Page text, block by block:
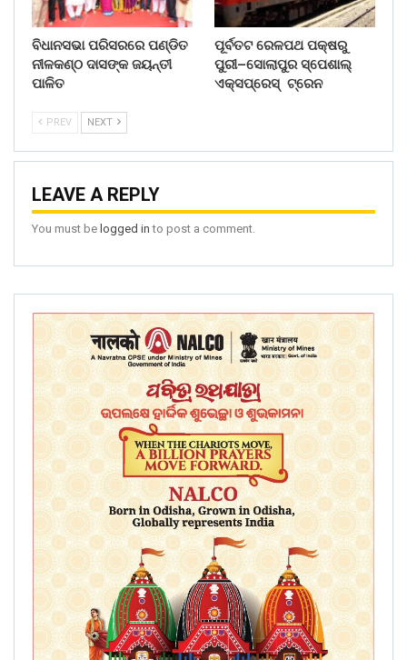
ବିଧାନସଭା ପରିସରରେ ପଣ୍ଡିତ
ନୀଳକଣ୍ଠ ଦାସଙ୍କ ଜୟନ୍ତୀ
ପାଳିତ
ପୂର୍ବତଟ ରେଳପଥ ପକ୍ଷରୁ
ପୁରୀ–ସୋଲାପୁର ସ୍ପେଶାଲ୍
ଏକ୍ସପ୍ରେସ୍ ଟ୍ରେନ
PREV NEXT
LEAVE A REPLY
You must be logged in to post a comment.